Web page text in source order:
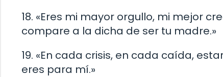
18. «Eres mi mayor orgullo, mi mejor
compare a la dicha de ser tu madre.»
19. «En cada crisis, en cada caída,
eres para mí.»